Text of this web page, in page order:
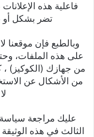
فاعلية هذه
تضر بشكل أو
وبالطبع فإن موقعنا
على هذه الملفات،
من جهازك (الكوكيز) ،
من الأشكال عن
عليك مراجعة
الثالث في هذه